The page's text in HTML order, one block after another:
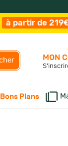
de 219€ /
Bons Plans
MON